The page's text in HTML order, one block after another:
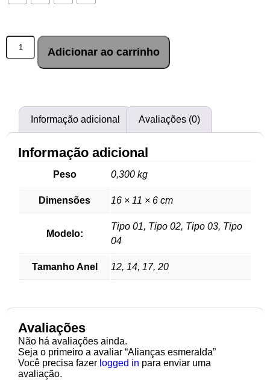
Adicionar ao carrinho
Informação adicional Avaliações (0)
Informação adicional
Peso 0,300 kg
Dimensões 16 × 11 × 6 cm
Modelo:
Tipo 01, Tipo 02, Tipo 03, Tipo
04
Tamanho Anel 12, 14, 17, 20
Avaliações
Não há avaliações ainda.
Seja o primeiro a avaliar “Alianças esmeralda”
Você precisa fazer logged in para enviar uma
avaliação.